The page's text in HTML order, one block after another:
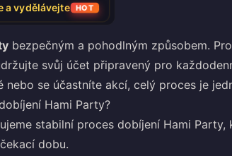
a vydělávejte HOT
bezpečným a pohodlným způsobem.
svůj účet připravený pro
se účastníte akcí, celý proces je
Hami Party?
stabilní proces dobíjení Hami
dobu.